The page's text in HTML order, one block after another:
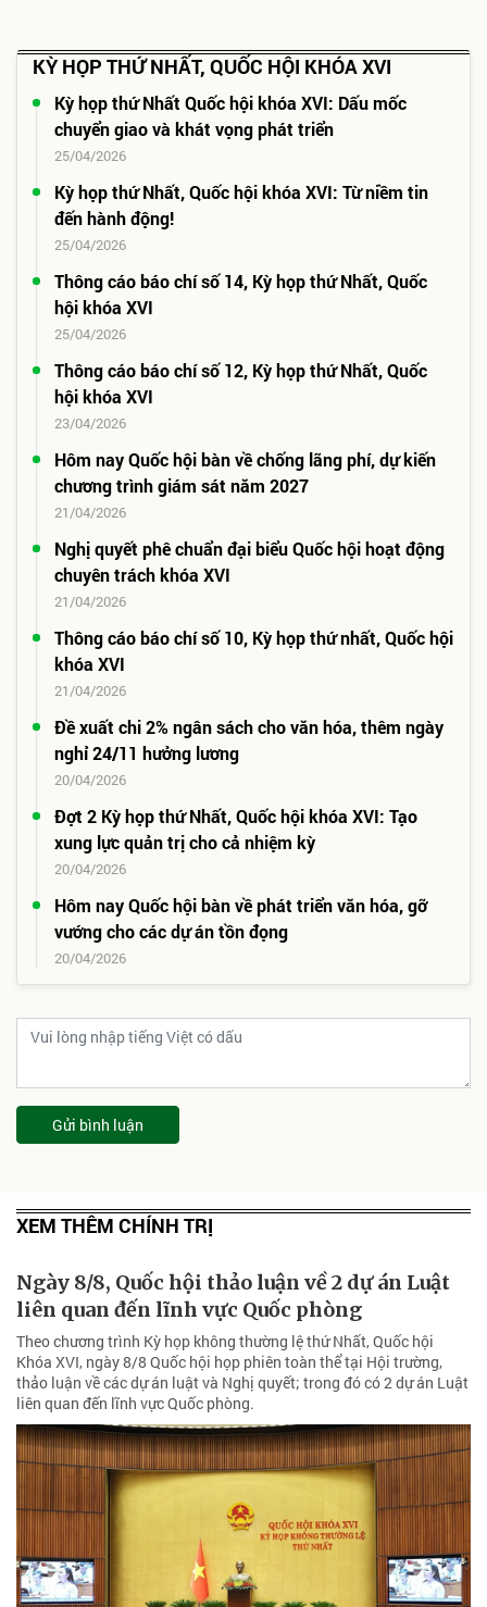
KỲ HỌP THỨ NHẤT, QUỐC HỘI KHÓA XVI
Kỳ họp thứ Nhất Quốc hội khóa XVI: Dấu mốc
chuyển giao và khát vọng phát triển
25/04/2026
Kỳ họp thứ Nhất, Quốc hội khóa XVI: Từ niềm tin
đến hành động!
25/04/2026
Thông cáo báo chí số 14, Kỳ họp thứ Nhất, Quốc
hội khóa XVI
25/04/2026
Thông cáo báo chí số 12, Kỳ họp thứ Nhất, Quốc
hội khóa XVI
23/04/2026
Hôm nay Quốc hội bàn về chống lãng phí, dự kiến
chương trình giám sát năm 2027
21/04/2026
Nghị quyết phê chuẩn đại biểu Quốc hội hoạt động
chuyên trách khóa XVI
21/04/2026
Thông cáo báo chí số 10, Kỳ họp thứ nhất, Quốc hội
khóa XVI
21/04/2026
Đề xuất chi 2% ngân sách cho văn hóa, thêm ngày
nghỉ 24/11 hưởng lương
20/04/2026
Đợt 2 Kỳ họp thứ Nhất, Quốc hội khóa XVI: Tạo
xung lực quản trị cho cả nhiệm kỳ
20/04/2026
Hôm nay Quốc hội bàn về phát triển văn hóa, gỡ
vướng cho các dự án tồn đọng
20/04/2026
Gửi bình luận
XEM THÊM CHÍNH TRỊ
Ngày 8/8, Quốc hội thảo luận về 2 dự án Luật
liên quan đến lĩnh vực Quốc phòng
Theo chương trình Kỳ họp không thường lệ thứ Nhất, Quốc hội
Khóa XVI, ngày 8/8 Quốc hội họp phiên toàn thể tại Hội trường,
thảo luận về các dự án luật và Nghị quyết; trong đó có 2 dự án Luật
liên quan đến lĩnh vực Quốc phòng.